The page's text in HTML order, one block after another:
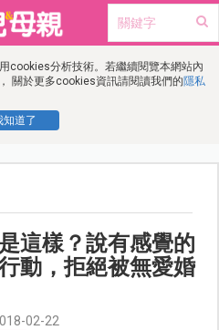
cookies分析技術。若繼續閱覽本網站內
關於更多cookies資訊請閱讀我們的隱私
知道了
這樣？說有感覺的
動，拒絕被無愛婚
02-22